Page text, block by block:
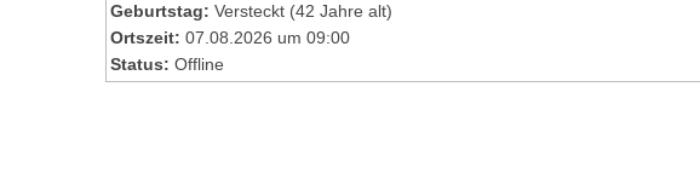
Geburtstag: Versteckt (42 Jahre alt)
Ortszeit: 07.08.2026 um 09:00
Status: Offline